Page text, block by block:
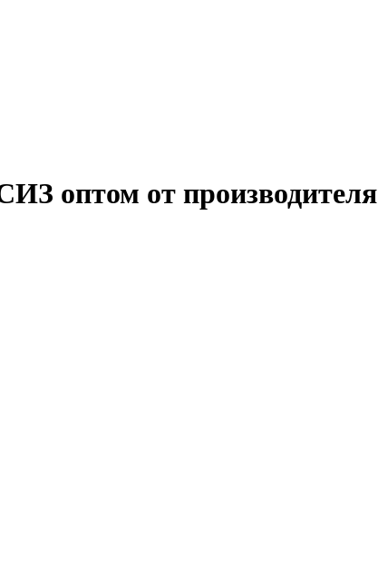
оптом от производителя